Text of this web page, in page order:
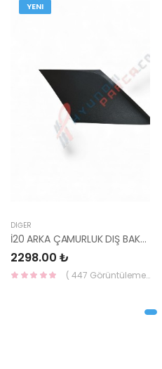
YENI
DIĞER
İ20 ARKA ÇAMURLUK DIŞ BAKALİTİ SOL 2015- ( PARLAK SİYAH ) 87360-C8000-YS
2298.00 ₺
( 447 Görüntüleme )